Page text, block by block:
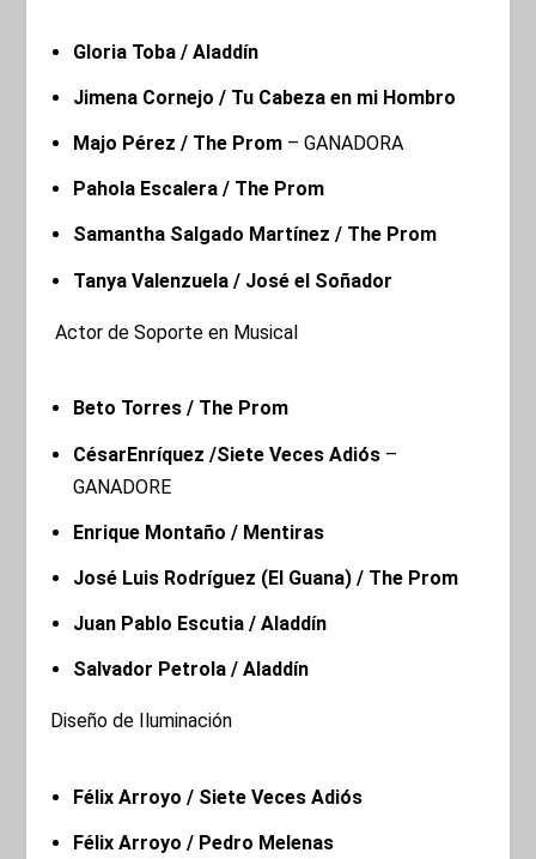
Gloria Toba / Aladdín
Jimena Cornejo / Tu Cabeza en mi Hombro
Majo Pérez / The Prom– GANADORA
Pahola Escalera / The Prom
Samantha Salgado Martínez / The Prom
Tanya Valenzuela / José el Soñador
Actor de Soporte en Musical
Beto Torres / The Prom
CésarEnríquez /Siete Veces Adiós–
GANADORE
Enrique Montaño / Mentiras
José Luis Rodríguez (El Guana) / The Prom
Juan Pablo Escutia / Aladdín
Salvador Petrola / Aladdín
Diseño de Iluminación
Félix Arroyo / Siete Veces Adiós
Félix Arroyo / Pedro Melenas